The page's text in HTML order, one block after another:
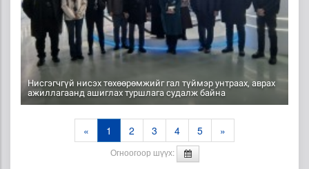
Нисгэгчгүй нисэх төхөөрөмжийг гал түймэр унтраах, аврах
ажиллагаанд ашиглах туршлага судалж байна
« 1 2 3 4 5 »
Огноогоор шүүх: